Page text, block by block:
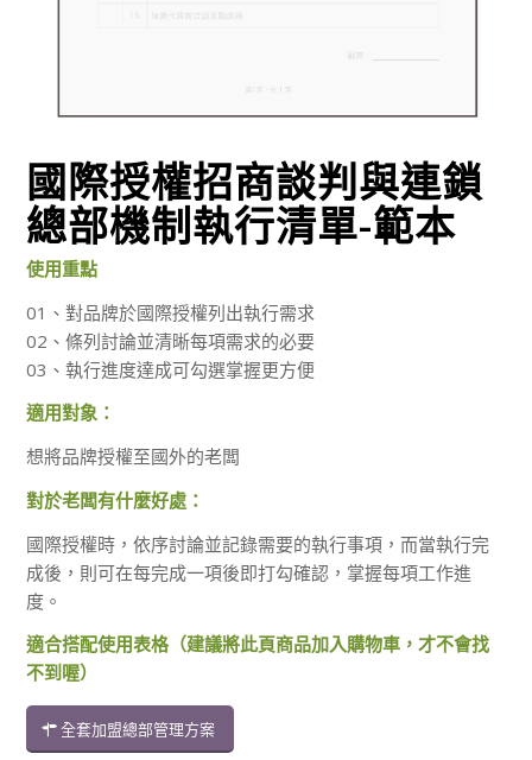
國際授權招商談判與連鎖
總部機制執行清單-範本
使用重點
01、對品牌於國際授權列出執行需求
02、條列討論並清晰每項需求的必要
03、執行進度達成可勾選掌握更方便
適用對象：
想將品牌授權至國外的老闆
對於老闆有什麼好處：
國際授權時，依序討論並記錄需要的執行事項，而當執行完
成後，則可在每完成一項後即打勾確認，掌握每項工作進
度。
適合搭配使用表格（建議將此頁商品加入購物車，才不會找
不到喔）
全套加盟總部管理方案